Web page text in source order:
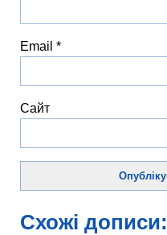
Email *
Сайт
Схожі дописи: